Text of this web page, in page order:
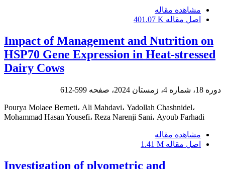
مشاهده مقاله
اصل مقاله 401.07 K
Impact of Management and Nutrition on
HSP70 Gene Expression in Heat-stressed
Dairy Cows
دوره 18، شماره 4، زمستان 2024، صفحه 599-612
Pourya Molaee Berneti، Ali Mahdavi، Yadollah Chashnidel،
Mohammad Hasan Yousefi، Reza Narenji Sani، Ayoub Farhadi
مشاهده مقاله
اصل مقاله 1.41 M
Investigation of plyometric and